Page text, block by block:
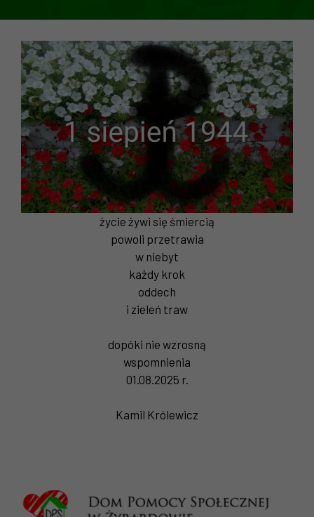
życie żywi się śmiercią
powoli przetrawia
w niebyt
każdy krok
oddech
i zieleń traw
dopóki nie wzrosną
wspomnienia
01.08.2025 r.
Kamil Królewicz